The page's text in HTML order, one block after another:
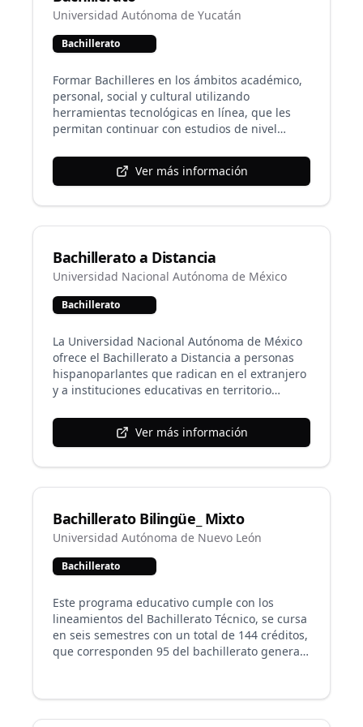
teoría y la práctica archivística, los
humanístico, con un enfoque ético, jurídico y
permita la optimización de los recursos y los
servicios que impacten en el desarrollo social y
económico de la población. La licenciatura se
fundamenta en tres campos de conocimiento:
Administración y sistemas; Humanidades y
ciencias sociales
Universidad Autónoma de Yucatán
Bachillerato
Formar Bachilleres en los ámbitos académico,
personal, social y cultural utilizando
herramientas tecnológicas en línea, que les
permitan continuar con estudios de nivel
laboral.
Ver más información
Bachillerato a Distancia
Universidad Nacional Autónoma de México
Bachillerato
La Universidad Nacional Autónoma de México
ofrece el Bachillerato a Distancia a personas
hispanoparlantes que radican en el extranjero
y a instituciones educativas en territorio
Ver más información
Bachillerato Bilingüe_ Mixto
Universidad Autónoma de Nuevo León
Bachillerato
Este programa educativo cumple con los
lineamientos del Bachillerato Técnico, se cursa
en seis semestres con un total de 144 créditos,
que corresponden 95 del bachillerato general
unidades de aprendizaje en el idioma inglés.
En la actualidad se ofrece un Bachillerato